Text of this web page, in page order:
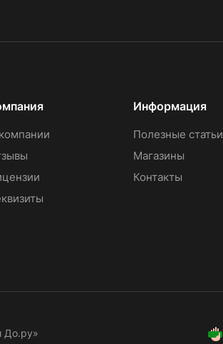
Информация
Полезные статьи
Магазины
Контакты
До.ру»